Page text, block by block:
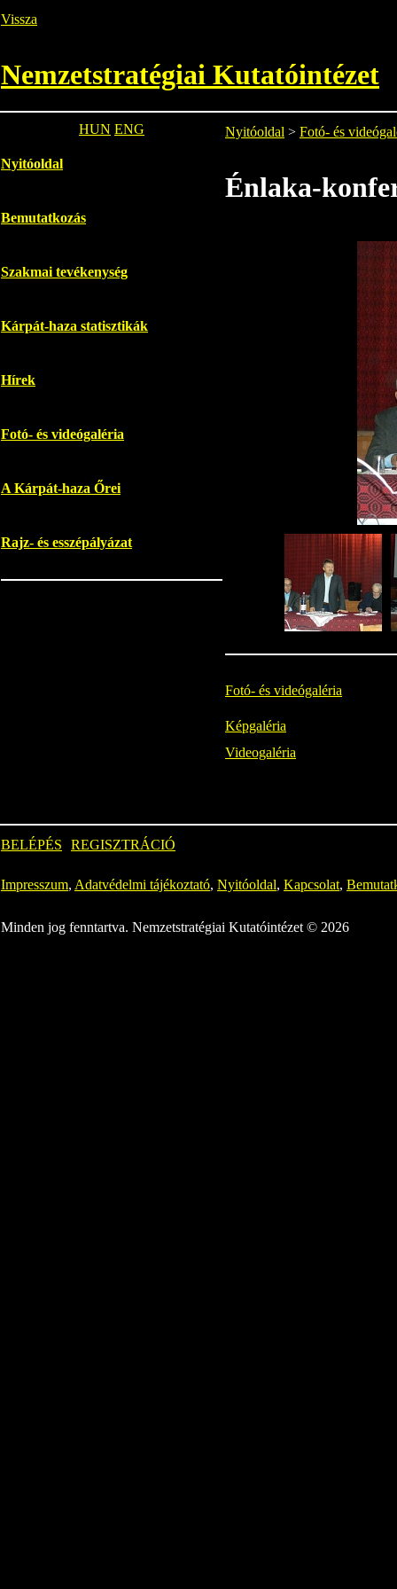
Vissza
Nemzetstratégiai Kutatóintézet
HUN ENG
Nyitóoldal
Bemutatkozás
Szakmai tevékenység
Kárpát-haza statisztikák
Hírek
Fotó- és videógaléria
A Kárpát-haza Őrei
Rajz- és esszépályázat
Nyitóoldal > Fotó- és
Énlaka-
Fotó- és videógaléria
Képgaléria
Videogaléria
BELÉPÉS REGISZTRÁCIÓ
Impresszum, Adatvédelmi tájékoztató, Nyitóoldal, Kapcsolat,
Minden jog fenntartva. Nemzetstratégiai Kutatóintézet © 2026